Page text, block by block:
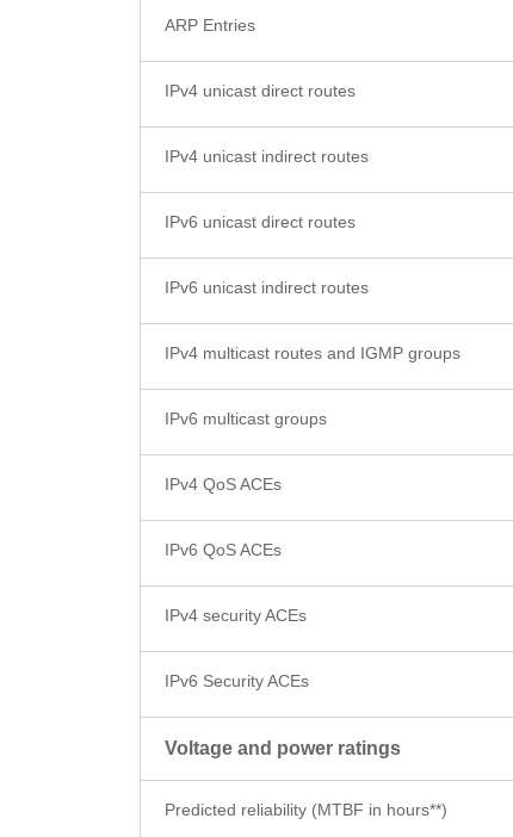
ARP Entries
IPv4 unicast direct routes
IPv4 unicast indirect routes
IPv6 unicast direct routes
IPv6 unicast indirect routes
IPv4 multicast routes and IGMP groups
IPv6 multicast groups
IPv4 QoS ACEs
IPv6 QoS ACEs
IPv4 security ACEs
IPv6 Security ACEs
Voltage and power ratings
Predicted reliability (MTBF in hours**)